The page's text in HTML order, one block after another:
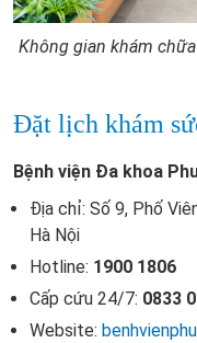
Không gian khám
Đặt lịch khám
Bệnh viện Đa khoa
Địa chỉ: Số 9, Phố
Hà Nội
Hotline: 1900 1806
Cấp cứu 24/7: 0833
Website: